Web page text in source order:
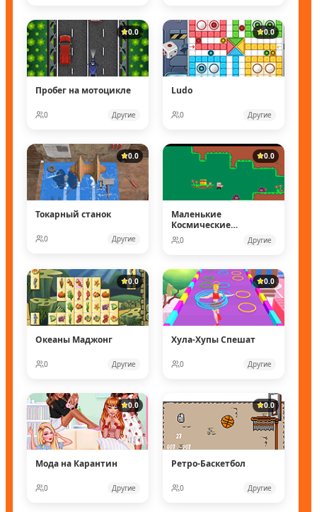
0.0
Пробег на мотоцикле
0 Другие
0.0
Ludo
0 Другие
0.0
Токарный станок
0 Другие
0.0
Маленькие
Космические
рейнджеры
0 Другие
0.0
Океаны Маджонг
0 Другие
0.0
Хула-Хупы Спешат
0 Другие
0.0
Мода на Карантин
0 Другие
0.0
Ретро-Баскетбол
0 Другие